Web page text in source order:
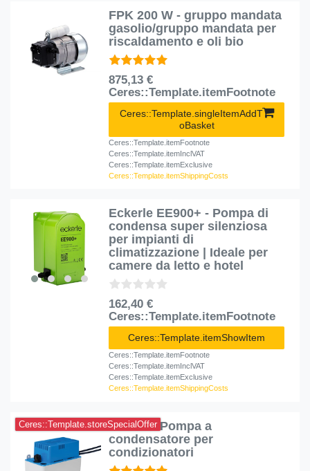
FPK 200 W - gruppo mandata
gasolio/gruppo mandata per
riscaldamento e oli bio
875,13 €
Ceres::Template.itemFootnote
Ceres::Template.singleItemAddT
oBasket
Ceres::Template.itemFootnote
Ceres::Template.itemInclVAT
Ceres::Template.itemExclusive
Ceres::Template.itemShippingCosts
Eckerle EE900+ - Pompa di
condensa super silenziosa
per impianti di
climatizzazione | Ideale per
camere da letto e hotel
162,40 €
Ceres::Template.itemFootnote
Ceres::Template.itemShowItem
Ceres::Template.itemFootnote
Ceres::Template.itemInclVAT
Ceres::Template.itemExclusive
Ceres::Template.itemShippingCosts
Ceres::Template.storeSpecialOfferEE300 – Pompa a
condensatore per
condizionatori